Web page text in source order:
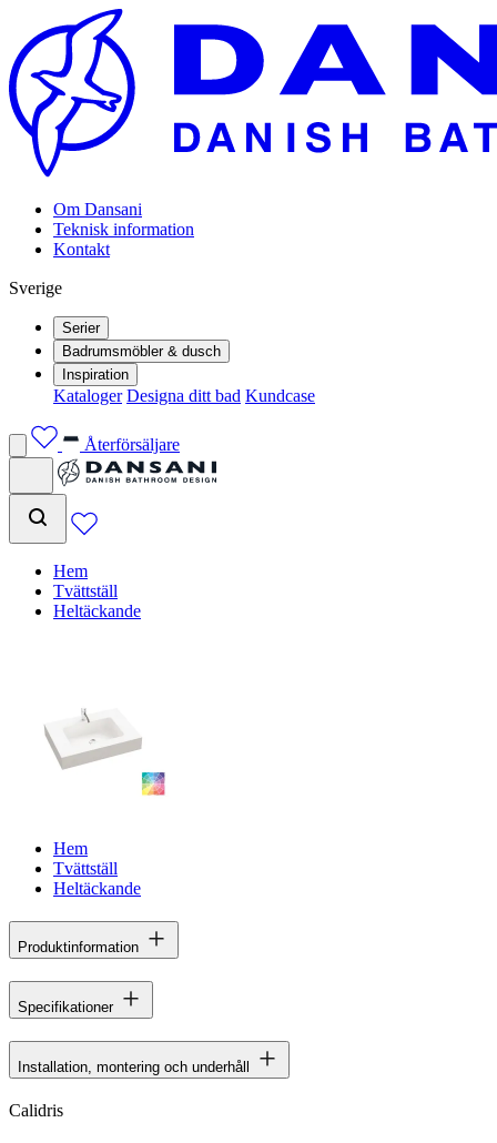
Om Dansani
Teknisk information
Kontakt
Sverige
Serier
Badrumsmöbler & dusch
Inspiration
Kataloger Designa ditt bad Kundcase
Återförsäljare
Hem
Tvättställ
Heltäckande
Hem
Tvättställ
Heltäckande
Produktinformation
Specifikationer
Installation, montering och underhåll
Calidris